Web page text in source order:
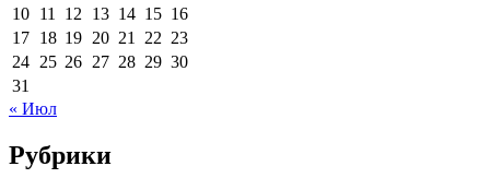
10 11 12 13 14 15 16
17 18 19 20 21 22 23
24 25 26 27 28 29 30
31
« Июл
Рубрики